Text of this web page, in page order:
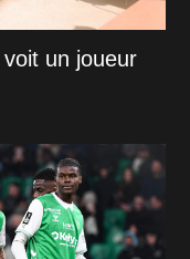
un joueur